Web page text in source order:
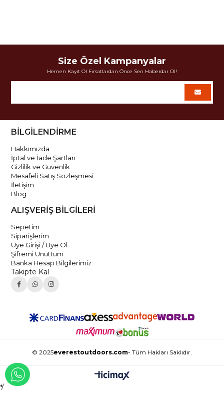
Size Özel Kampanyalar
Hemen Kayıt Ol Fırsatlardan Önce Sen Haberdar Ol!
BİLGİLENDİRME
Hakkımızda
İptal ve İade Şartları
Gizlilik ve Güvenlik
Mesafeli Satış Sözleşmesi
İletişim
Blog
ALIŞVERİŞ BİLGİLERİ
Sepetim
Siparişlerim
Üye Girişi / Üye Ol
Şifremi Unuttum
Banka Hesap Bilgilerimiz
Takipte Kal
© 2025everestoutdoors.com- Tüm Hakları Saklıdır.
*/
WHATSAPP İLE İLETİŞİME GEÇ